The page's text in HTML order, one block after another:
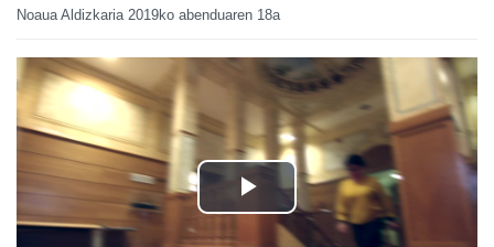
Noaua Aldizkaria 2019ko abenduaren 18a